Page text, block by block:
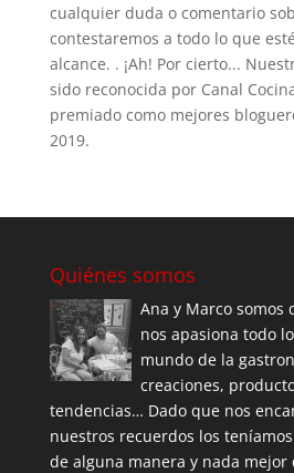
cualquier duda o comentario
contestaremos a todo lo que
alcance. . ¡Ah! Por cierto...
sido reconocida por Canal
premiado como mejores
2019.
Quiénes somos
Ana y Marco somos
nos apasiona todo
mundo de la
creaciones,
tendencias… Dado que nos
nuestros recuerdos los
de alguna manera y nada mejor